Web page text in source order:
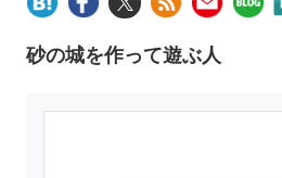
砂の城を作って遊ぶ人